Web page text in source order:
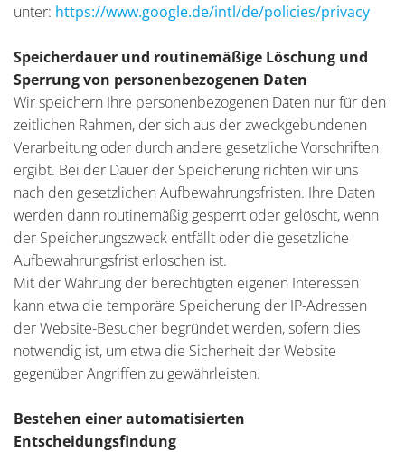
unter: https://www.google.de/intl/de/policies/privacy
Speicherdauer und routinemäßige Löschung und
Sperrung von personenbezogenen Daten
Wir speichern Ihre personenbezogenen Daten nur für den
zeitlichen Rahmen, der sich aus der zweckgebundenen
Verarbeitung oder durch andere gesetzliche Vorschriften
ergibt. Bei der Dauer der Speicherung richten wir uns
nach den gesetzlichen Aufbewahrungsfristen. Ihre Daten
werden dann routinemäßig gesperrt oder gelöscht, wenn
der Speicherungszweck entfällt oder die gesetzliche
Aufbewahrungsfrist erloschen ist.
Mit der Wahrung der berechtigten eigenen Interessen
kann etwa die temporäre Speicherung der IP-Adressen
der Website-Besucher begründet werden, sofern dies
notwendig ist, um etwa die Sicherheit der Website
gegenüber Angriffen zu gewährleisten.
Bestehen einer automatisierten
Entscheidungsfindung